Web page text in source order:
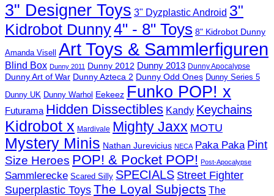
3" Designer Toys 3" Dyzplastic Android 3"
Kidrobot Dunny4" - 8" Toys 8" Kidrobot Dunny
Amanda Visell Art Toys & Sammlerfiguren
Blind Box Dunny 2011 Dunny 2012 Dunny 2013 Dunny Apocalypse
Dunny Art of War Dunny Azteca 2 Dunny Odd Ones Dunny Series 5
Dunny UK Dunny Warhol Eekeez Funko POP! x
Futurama Hidden Dissectibles Kandy Keychains
Kidrobot x Mardivale Mighty Jaxx MOTU
Mystery Minis Nathan Jurevicius NECA Paka Paka Pint
Size Heroes POP! & Pocket POP! Post-Apocalypse
Sammlerecke Scared Silly SPECIALS Street Fighter
Superplastic ToysThe Loyal Subjects The